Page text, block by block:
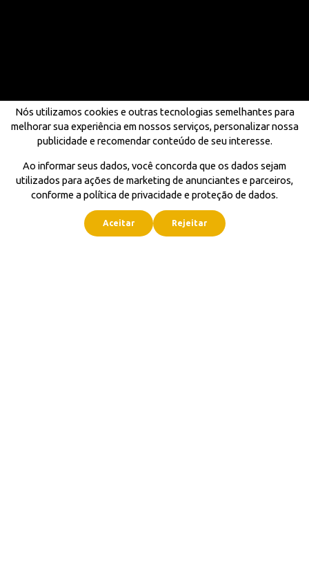
Nós utilizamos cookies e outras tecnologias semelhantes para
melhorar sua experiência em nossos serviços, personalizar nossa
publicidade e recomendar conteúdo de seu interesse.
Ao informar seus dados, você concorda que os dados sejam
utilizados para ações de marketing de anunciantes e parceiros,
conforme a política de privacidade e proteção de dados.
Aceitar Rejeitar